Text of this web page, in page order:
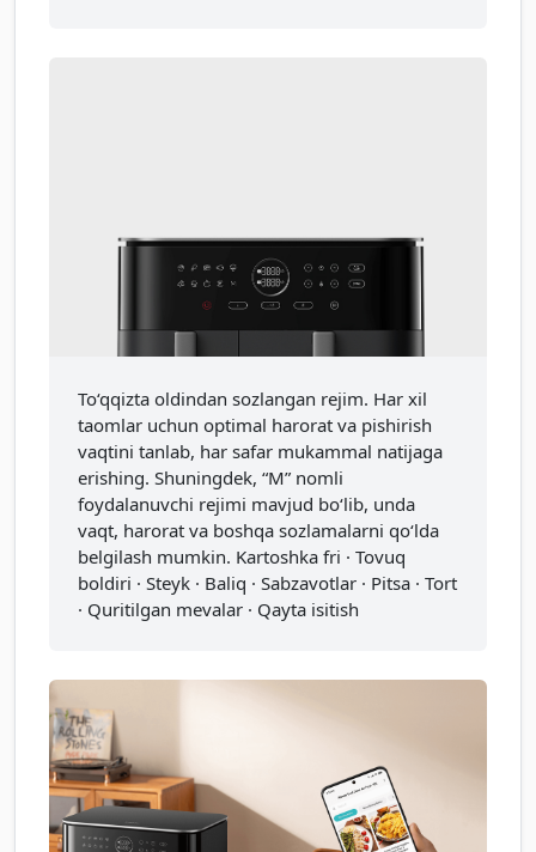
To‘qqizta oldindan sozlangan rejim. Har xil
taomlar uchun optimal harorat va pishirish
vaqtini tanlab, har safar mukammal natijaga
erishing. Shuningdek, “M” nomli
foydalanuvchi rejimi mavjud bo‘lib, unda
vaqt, harorat va boshqa sozlamalarni qo‘lda
belgilash mumkin. Kartoshka fri · Tovuq
boldiri · Steyk · Baliq · Sabzavotlar · Pitsa · Tort
· Quritilgan mevalar · Qayta isitish